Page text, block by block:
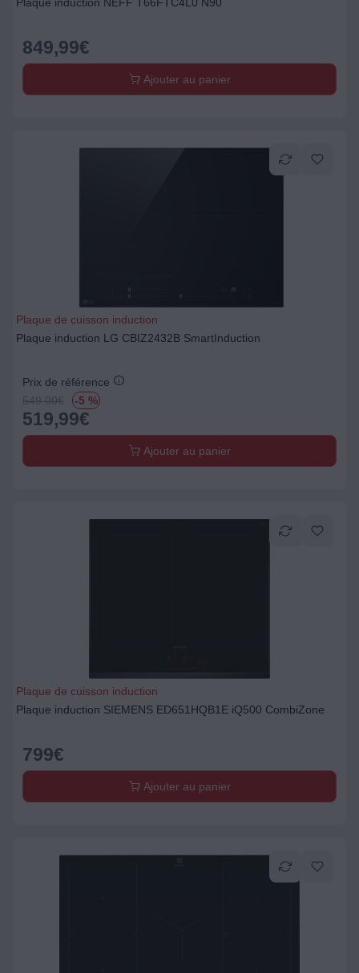
849,99€
Ajouter au panier
Plaque de cuisson induction
Plaque induction LG CBIZ2432B SmartInduction
Prix de référence
549.00€ -5 %
519,99€
Ajouter au panier
Plaque de cuisson induction
Plaque induction SIEMENS ED651HQB1E iQ500 CombiZone
799€
Ajouter au panier